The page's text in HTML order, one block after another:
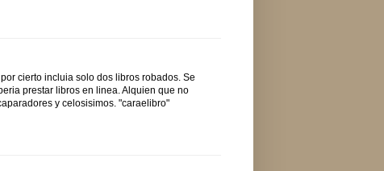
cierto incluia solo dos libros robados. Se
prestar libros en linea. Alquien que no
y celosisimos. "caraelibro"